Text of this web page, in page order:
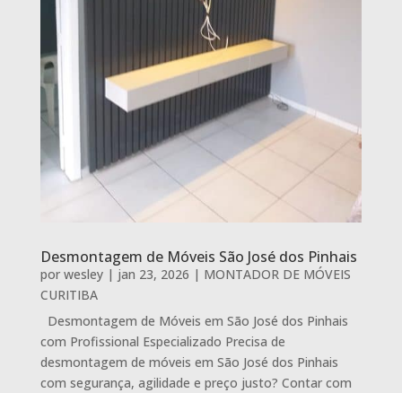
Desmontagem de Móveis São José dos Pinhais
por wesley| jan 23, 2026 | MONTADOR DE MÓVEIS
CURITIBA
Desmontagem de Móveis em São José dos Pinhais
com Profissional Especializado Precisa de
desmontagem de móveis em São José dos Pinhais
com segurança, agilidade e preço justo? Contar com